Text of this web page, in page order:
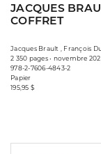
JACQUES
COFFRET
Jacques Brault , François
2 350 pages • novembre
978-2-7606-4843-2
Papier
195,95 $